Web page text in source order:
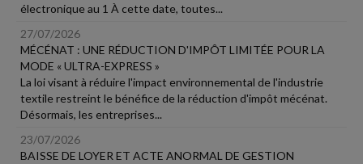
électronique au 1 À cette date, toutes...
27/07/2026
MÉCÉNAT : UNE RÉDUCTION D'IMPÔT LIMITÉE POUR LA
MODE « ULTRA-EXPRESS »
La loi visant à réduire l'impact environnemental de l'industrie
textile restreint le bénéfice de la réduction d'impôt mécénat.
Désormais, les entreprises...
23/07/2026
BAISSE DE LOYER ET ACTE ANORMAL DE GESTION